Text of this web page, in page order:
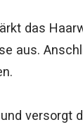
das
aus.
versorgt